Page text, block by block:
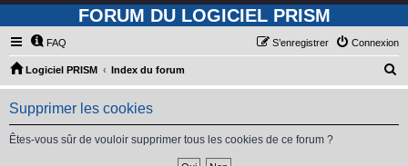
FORUM DU LOGICIEL PRISM
FAQ Connexion
S’enregistrer
Logiciel PRISM Index du forum
e
Supprimer les cookies
Êtes-vous sûr de vouloir supprimer tous les cookies de ce forum ?